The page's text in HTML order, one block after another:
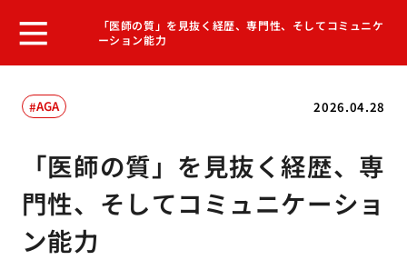
「医師の質」を見抜く経歴、専門性、そしてコミュニケ
ーション能力
2026.04.28
AGA
「医師の質」を見抜く経歴、専
門性、そしてコミュニケーショ
ン能力